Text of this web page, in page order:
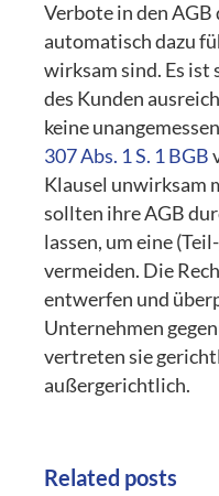
Verbote in den
automatisch dazu
wirksam sind. Es ist
des Kunden
keine
307 Abs. 1 S. 1 BGB
Klausel unwirksam
sollten ihre AGB
lassen, um eine
vermeiden. Die
entwerfen und
Unternehmen
vertreten sie
außergerichtlich.
Related posts